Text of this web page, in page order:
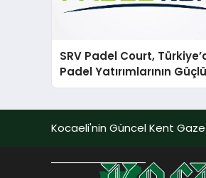
SRV Padel Court,
Padel Yatırımlarının Güçlü
Markası Olmayı
Kocaeli'nin Güncel Kent